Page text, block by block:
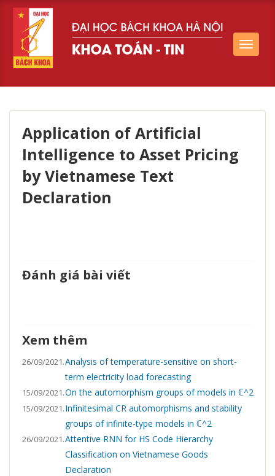
Toggle
Application of Artificial
Intelligence to Asset Pricing
by Vietnamese Text
Declaration
Đánh giá bài viết
Xem thêm
26/09/2021.Analysis of temperature-sensitive on short-
term electricity load forecasting
15/09/2021.On the automorphism groups of models in ℂ^2
15/09/2021.Infinitesimal CR automorphisms and stability
groups of infinite-type models in ℂ^2
26/09/2021.Attentive RNN for HS Code Hierarchy
Classification on Vietnamese Goods
Declaration